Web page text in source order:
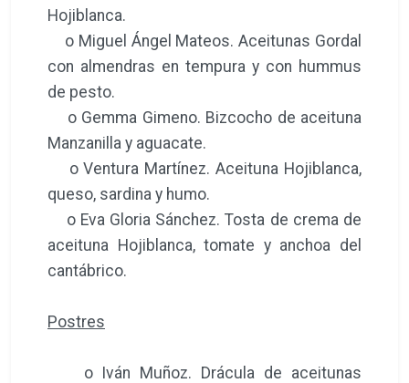
Hojiblanca.
o Miguel Ángel Mateos. Aceitunas Gordal
con almendras en tempura y con hummus
de pesto.
o Gemma Gimeno. Bizcocho de aceituna
Manzanilla y aguacate.
o Ventura Martínez. Aceituna Hojiblanca,
queso, sardina y humo.
o Eva Gloria Sánchez. Tosta de crema de
aceituna Hojiblanca, tomate y anchoa del
cantábrico.
Postres
o Iván Muñoz. Drácula de aceitunas